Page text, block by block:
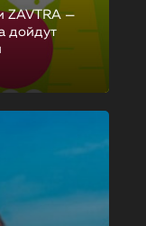
ZAVTRA —
дойдут